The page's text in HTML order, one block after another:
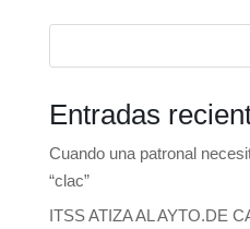
Entradas
Cuando una patronal
“clac”
ITSS ATIZA AL AYTO.DE